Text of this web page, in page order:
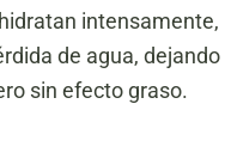
intensamente,
de agua, dejando
sin efecto graso.